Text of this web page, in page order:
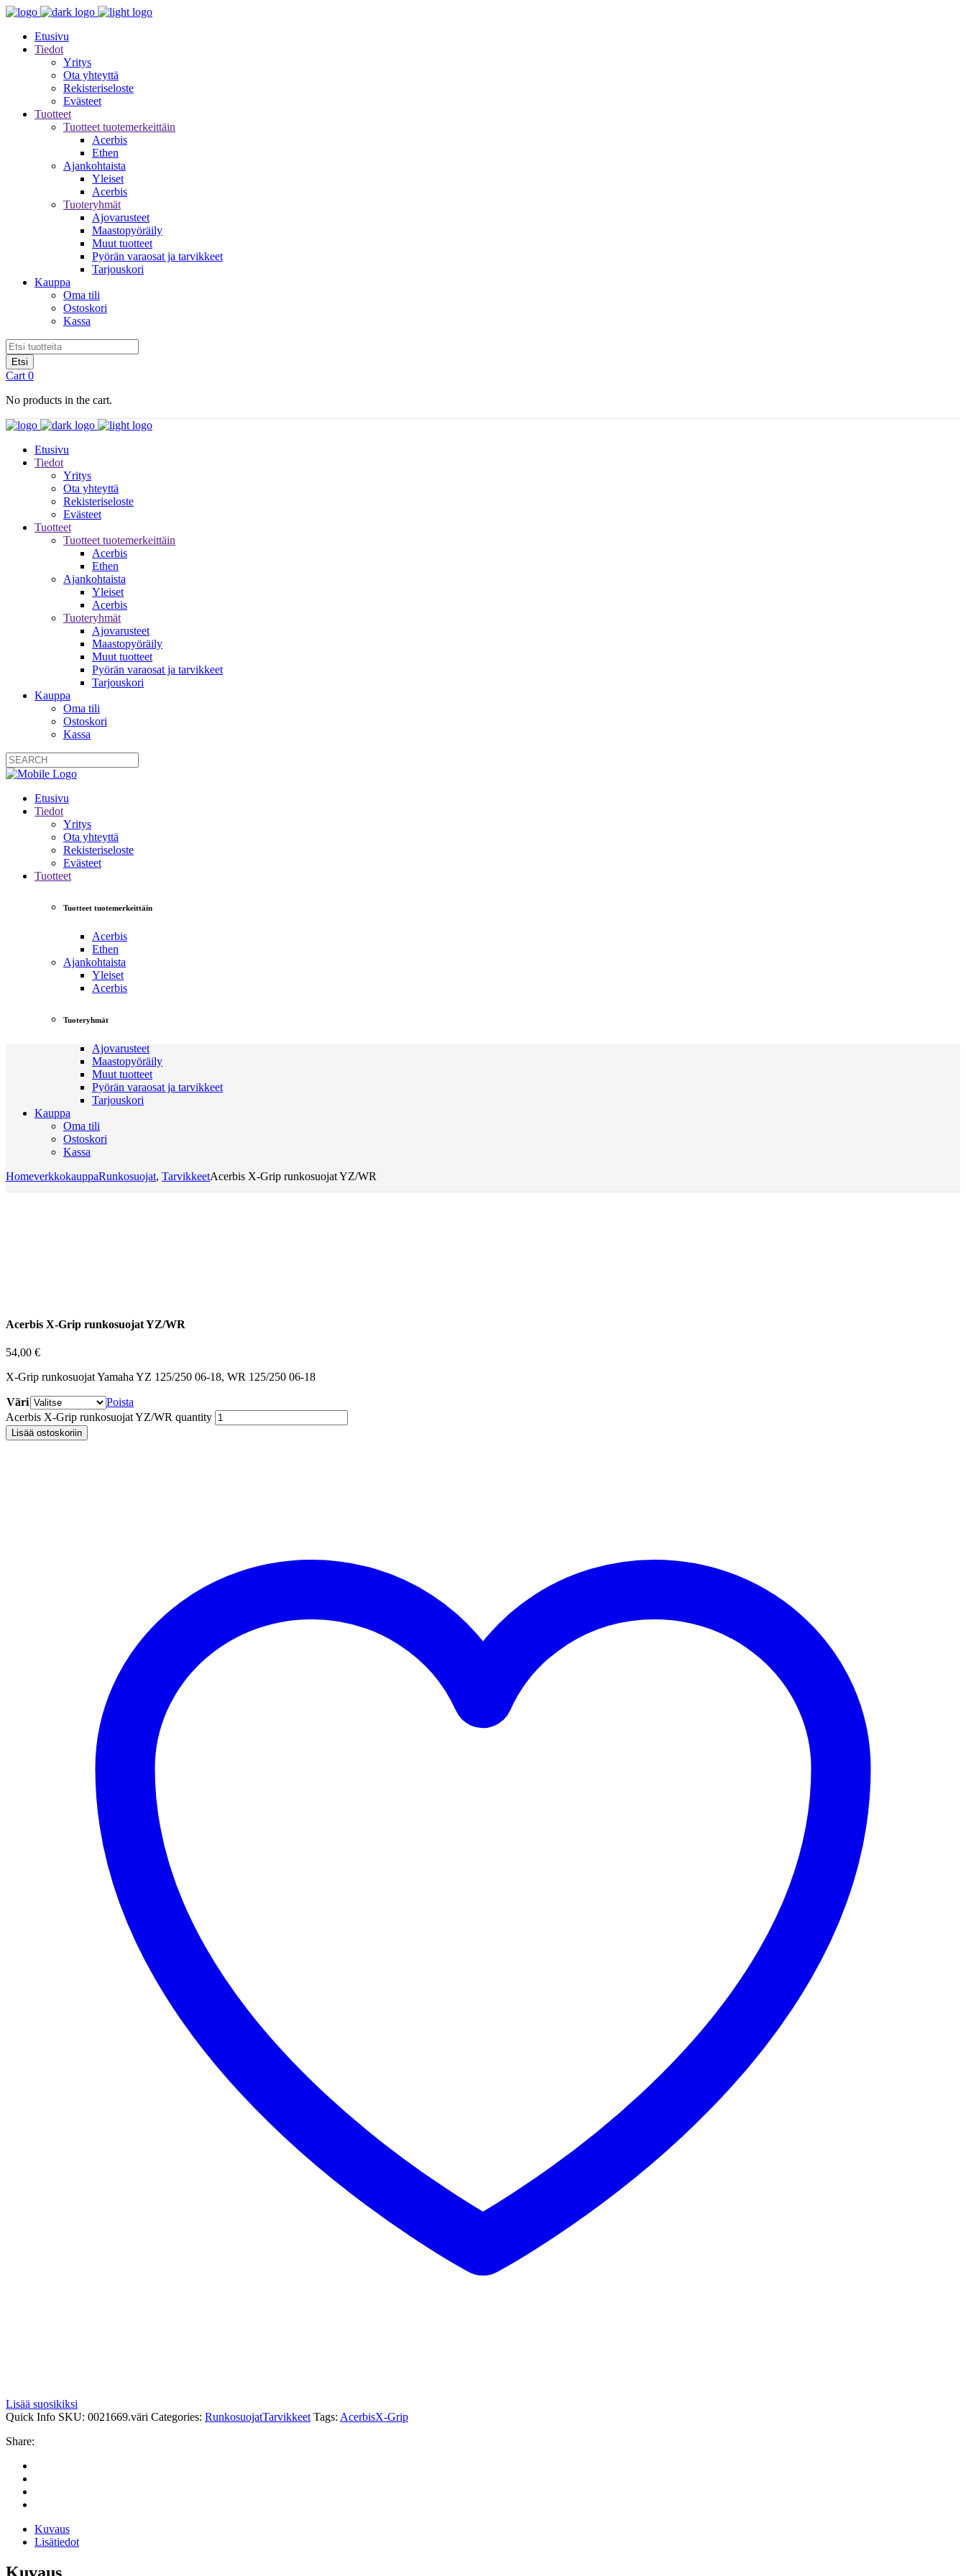
Etusivu
Tiedot
Yritys
Ota yhteyttä
Rekisteriseloste
Evästeet
Tuotteet
Tuotteet tuotemerkeittäin
Acerbis
Ethen
Ajankohtaista
Yleiset
Acerbis
Tuoteryhmät
Ajovarusteet
Maastopyöräily
Muut tuotteet
Pyörän varaosat ja tarvikkeet
Tarjouskori
Kauppa
Oma tili
Ostoskori
Kassa
Cart 0
No products in the cart.
Etusivu
Tiedot
Yritys
Ota yhteyttä
Rekisteriseloste
Evästeet
Tuotteet
Tuotteet tuotemerkeittäin
Acerbis
Ethen
Ajankohtaista
Yleiset
Acerbis
Tuoteryhmät
Ajovarusteet
Maastopyöräily
Muut tuotteet
Pyörän varaosat ja tarvikkeet
Tarjouskori
Kauppa
Oma tili
Ostoskori
Kassa
Etusivu
Tiedot
Yritys
Ota yhteyttä
Rekisteriseloste
Evästeet
Tuotteet
Tuotteet tuotemerkeittäin
Acerbis
Ethen
Ajankohtaista
Yleiset
Acerbis
Tuoteryhmät
Ajovarusteet
Maastopyöräily
Muut tuotteet
Pyörän varaosat ja tarvikkeet
Tarjouskori
Kauppa
Oma tili
Ostoskori
Kassa
HomeverkkokauppaRunkosuojat, TarvikkeetAcerbis X-Grip runkosuojat YZ/WR
Acerbis X-Grip runkosuojat YZ/WR
54,00 €
X-Grip runkosuojat Yamaha YZ 125/250 06-18, WR 125/250 06-18
Väri
Poista
Acerbis X-Grip runkosuojat YZ/WR quantity
Lisää ostoskoriin
Lisää suosikiksi
Quick Info SKU: 0021669.väri Categories: RunkosuojatTarvikkeet Tags: AcerbisX-Grip
Share:
Kuvaus
Lisätiedot